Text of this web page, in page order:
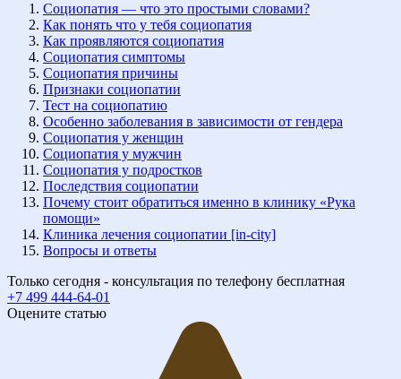
Социопатия — что это простыми словами?
Как понять что у тебя социопатия
Как проявляются социопатия
Социопатия симптомы
Социопатия причины
Признаки социопатии
Тест на социопатию
Особенно заболевания в зависимости от гендера
Социопатия у женщин
Социопатия у мужчин
Социопатия у подростков
Последствия социопатии
Почему стоит обратиться именно в клинику «Рука
помощи»
Клиника лечения социопатии [in-city]
Вопросы и ответы
Только сегодня - консультация по телефону бесплатная
+7 499 444-64-01
Оцените статью